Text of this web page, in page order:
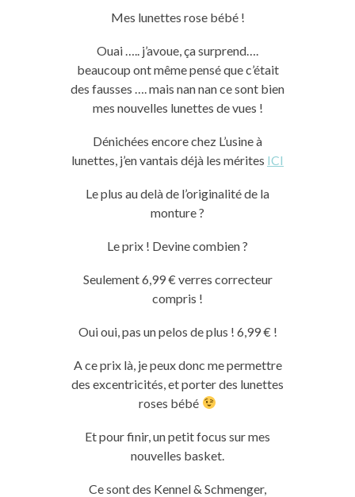
Mes lunettes rose bébé !
Ouai ….. j’avoue, ça surprend….
beaucoup ont même pensé que c’était
des fausses …. mais nan nan ce sont bien
mes nouvelles lunettes de vues !
Dénichées encore chez L’usine à
lunettes, j’en vantais déjà les mérites ICI
Le plus au delà de l’originalité de la
monture ?
Le prix ! Devine combien ?
Seulement 6,99 € verres correcteur
compris !
Oui oui, pas un pelos de plus ! 6,99 € !
A ce prix là, je peux donc me permettre
des excentricités, et porter des lunettes
roses bébé
Et pour finir, un petit focus sur mes
nouvelles basket.
Ce sont des Kennel & Schmenger,